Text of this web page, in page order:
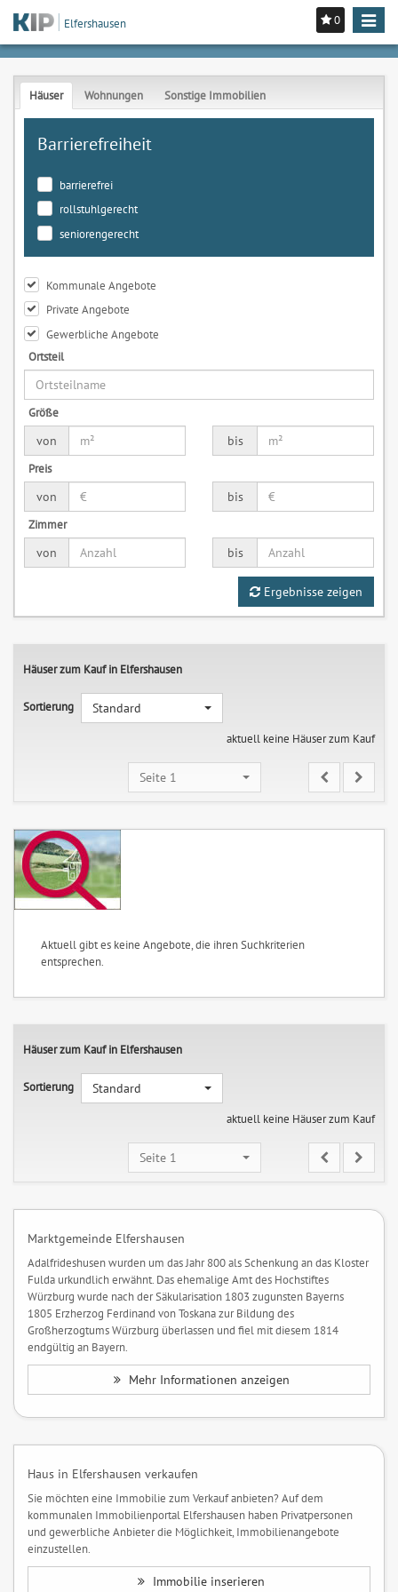
0
Toggle
Elfershausen
Häuser Wohnungen Sonstige Immobilien
Barrierefreiheit
barrierefrei
rollstuhlgerecht
seniorengerecht
Kommunale Angebote
Private Angebote
Gewerbliche Angebote
Ortsteil
Größe
von
bis
Preis
von
bis
Zimmer
von
bis
Ergebnisse zeigen
Häuser zum Kauf in Elfershausen
Sortierung
Standard
aktuell keine Häuser zum Kauf
Seite 1
Aktuell gibt es keine Angebote, die ihren Suchkriterien
entsprechen.
Häuser zum Kauf in Elfershausen
Sortierung
Standard
aktuell keine Häuser zum Kauf
Seite 1
Marktgemeinde Elfershausen
Adalfrideshusen wurden um das Jahr 800 als Schenkung an das Kloster
Fulda urkundlich erwähnt. Das ehemalige Amt des Hochstiftes
Würzburg wurde nach der Säkularisation 1803 zugunsten Bayerns
1805 Erzherzog Ferdinand von Toskana zur Bildung des
Großherzogtums Würzburg überlassen und fiel mit diesem 1814
endgültig an Bayern.
Mehr Informationen anzeigen
Haus in Elfershausen verkaufen
Sie möchten eine Immobilie zum Verkauf anbieten? Auf dem
kommunalen Immobilienportal Elfershausen haben Privatpersonen
und gewerbliche Anbieter die Möglichkeit, Immobilienangebote
einzustellen.
Immobilie inserieren